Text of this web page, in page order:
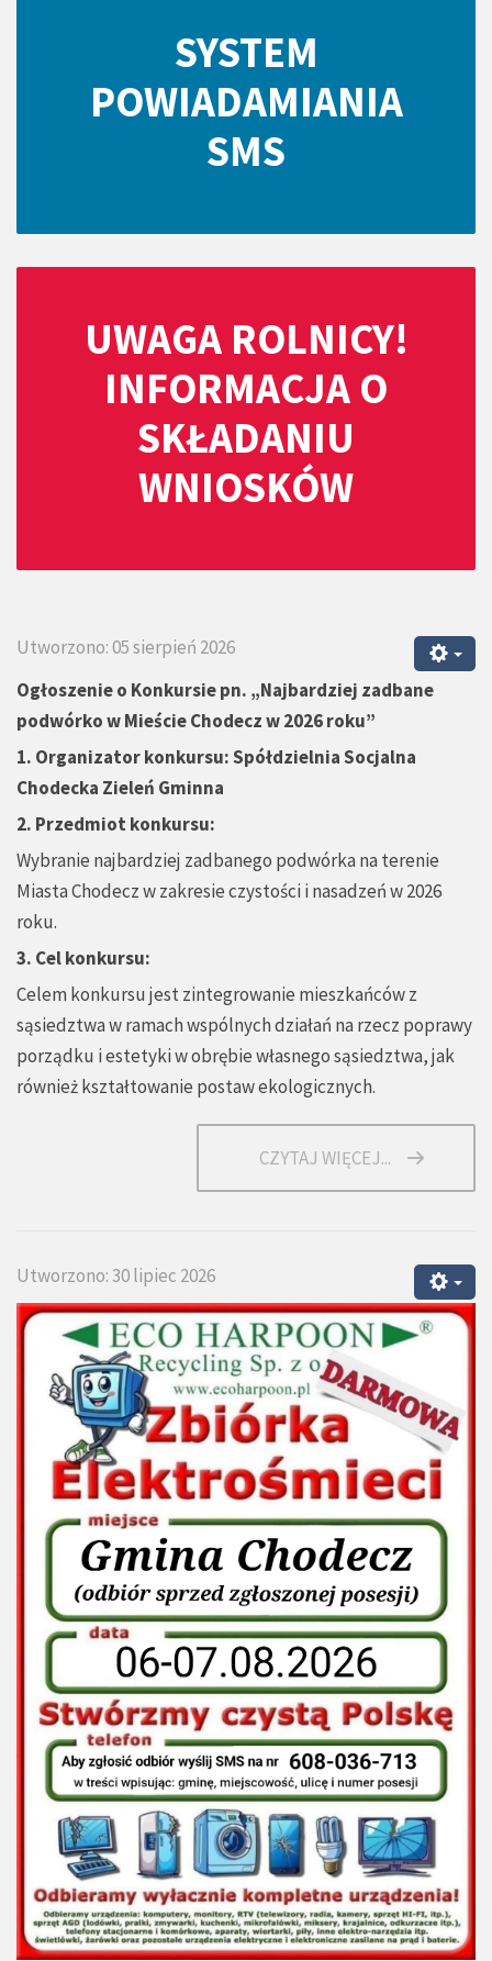
SYSTEM
POWIADAMIANIA
SMS
UWAGA ROLNICY!
INFORMACJA O
SKŁADANIU
WNIOSKÓW
Utworzono: 05 sierpień 2026
Ogłoszenie o Konkursie pn. „Najbardziej zadbane
podwórko w Mieście Chodecz w 2026 roku”
1. Organizator konkursu: Spółdzielnia Socjalna
Chodecka Zieleń Gminna
2. Przedmiot konkursu:
Wybranie najbardziej zadbanego podwórka na terenie
Miasta Chodecz w zakresie czystości i nasadzeń w 2026
roku.
3. Cel konkursu:
Celem konkursu jest zintegrowanie mieszkańców z
sąsiedztwa w ramach wspólnych działań na rzecz poprawy
porządku i estetyki w obrębie własnego sąsiedztwa, jak
również kształtowanie postaw ekologicznych.
CZYTAJ WIĘCEJ...
Utworzono: 30 lipiec 2026